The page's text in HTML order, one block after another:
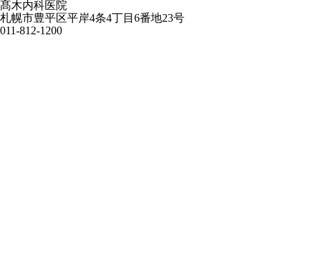
髙木内科医院
札幌市豊平区平岸4条4丁目6番地23号
011-812-1200